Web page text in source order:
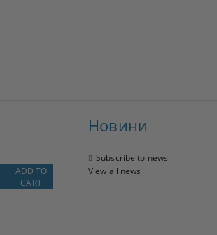
ADD TO
CART
Новини
Subscribe to news
View all news